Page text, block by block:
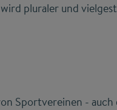
pluraler und
Sportvereinen - auch